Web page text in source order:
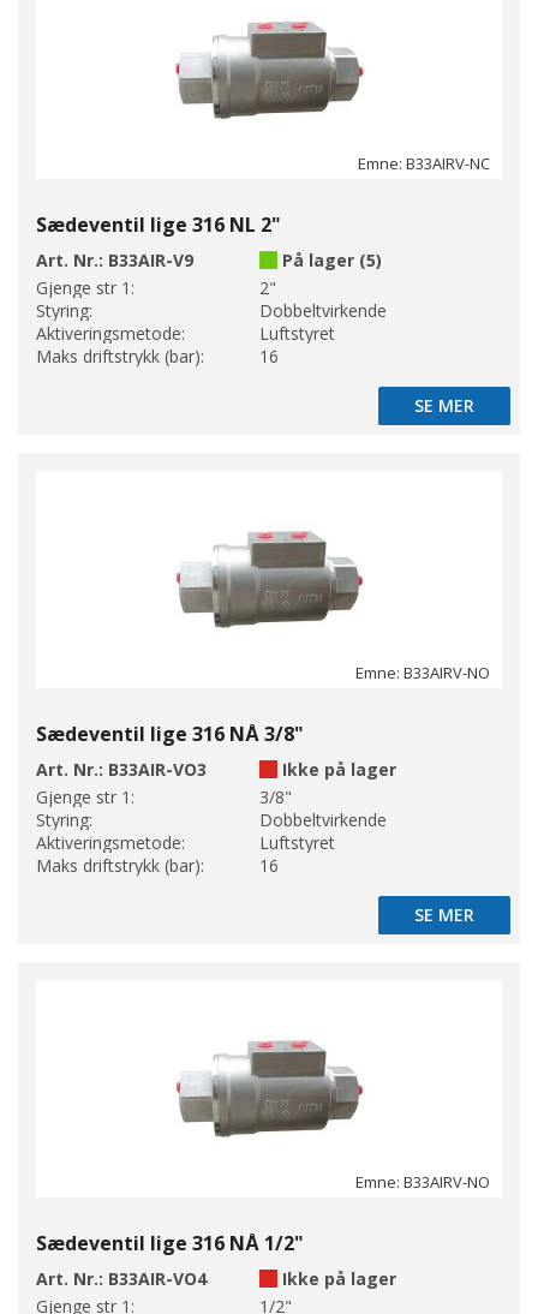
Emne: B33AIRV-NC
Sædeventil lige 316 NL 2"
Art. Nr.: B33AIR-V9
På lager (5)
Gjenge str 1:
2"
Styring:
Dobbeltvirkende
Aktiveringsmetode:
Luftstyret
Maks driftstrykk (bar):
16
SE MER
SE MER
Emne: B33AIRV-NO
Sædeventil lige 316 NÅ 3/8"
Art. Nr.: B33AIR-VO3
Ikke på lager
Gjenge str 1:
3/8"
Styring:
Dobbeltvirkende
Aktiveringsmetode:
Luftstyret
Maks driftstrykk (bar):
16
SE MER
SE MER
Emne: B33AIRV-NO
Sædeventil lige 316 NÅ 1/2"
Art. Nr.: B33AIR-VO4
Ikke på lager
Gjenge str 1:
1/2"